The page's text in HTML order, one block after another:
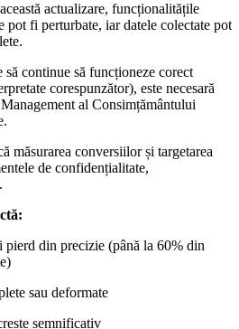
actualizare, funcționalitățile
pot fi perturbate, iar datele colectate pot
să continue să funcționeze corect
corespunzător), este necesară
al Consimțământului
măsurarea conversiilor și targetarea
de confidențialitate,
.
din precizie (până la 60% din
sau deformate
semnificativ